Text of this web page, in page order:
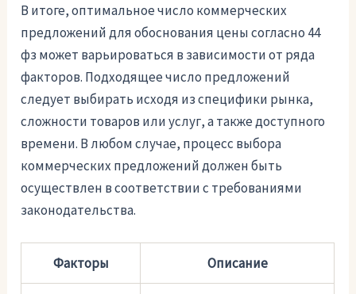
В итоге, оптимальное число коммерческих
предложений для обоснования цены согласно 44
фз может варьироваться в зависимости от ряда
факторов. Подходящее число предложений
следует выбирать исходя из специфики рынка,
сложности товаров или услуг, а также доступного
времени. В любом случае, процесс выбора
коммерческих предложений должен быть
осуществлен в соответствии с требованиями
законодательства.
Факторы Описание